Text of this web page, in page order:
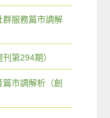
群服務篇市調解
第294期）
市調解析（創